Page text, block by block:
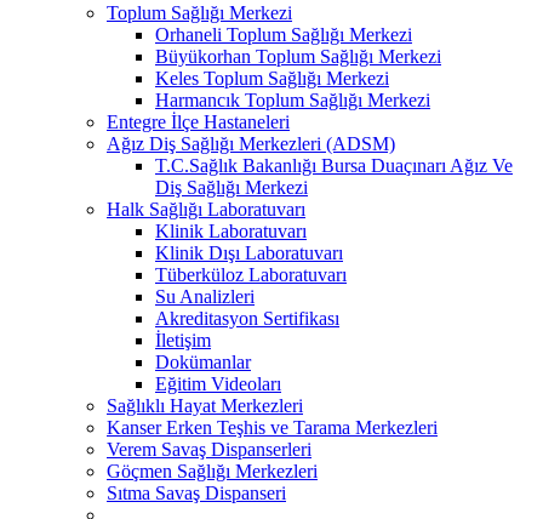
Toplum Sağlığı Merkezi
Orhaneli Toplum Sağlığı Merkezi
Büyükorhan Toplum Sağlığı Merkezi
Keles Toplum Sağlığı Merkezi
Harmancık Toplum Sağlığı Merkezi
Entegre İlçe Hastaneleri
Ağız Diş Sağlığı Merkezleri (ADSM)
T.C.Sağlık Bakanlığı Bursa Duaçınarı Ağız Ve
Diş Sağlığı Merkezi
Halk Sağlığı Laboratuvarı
Klinik Laboratuvarı
Klinik Dışı Laboratuvarı
Tüberküloz Laboratuvarı
Su Analizleri
Akreditasyon Sertifikası
İletişim
Dokümanlar
Eğitim Videoları
Sağlıklı Hayat Merkezleri
Kanser Erken Teşhis ve Tarama Merkezleri
Verem Savaş Dispanserleri
Göçmen Sağlığı Merkezleri
Sıtma Savaş Dispanseri